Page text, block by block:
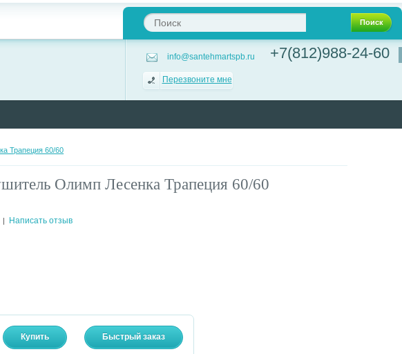
Поиск
info@santehmartspb.ru
Перезвоните мне
+7(812)988-24-60
Трапеция 60/60
Олимп Лесенка Трапеция 60/60
|
Написать отзыв